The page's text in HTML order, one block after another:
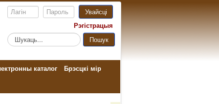
Увайсці
Рэгістрацыя
Пошук...
Пошук
каталог
Брэсцкі мір